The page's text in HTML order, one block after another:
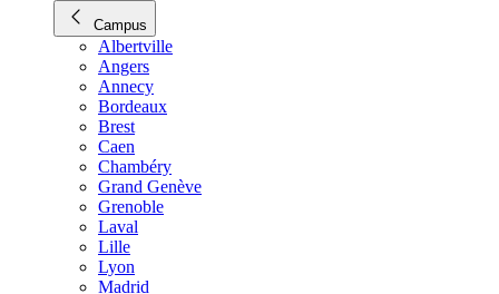
Campus
Albertville
Angers
Annecy
Bordeaux
Brest
Caen
Chambéry
Grand Genève
Grenoble
Laval
Lille
Lyon
Madrid